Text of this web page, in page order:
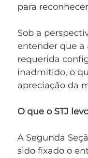
para
Sob a
entender que a
requerida
inadmitido, o
apreciação da
O que o STJ
A Segunda
sido fixado o